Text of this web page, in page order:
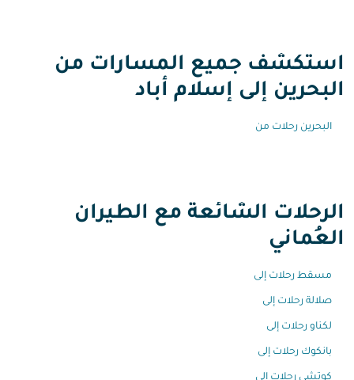
استكشف جميع المسارات من
البحرين إلى إسلام أباد
البحرين رحلات من
الرحلات الشائعة مع الطيران
العُماني
مسقط رحلات إلى
صلالة رحلات إلى
لكناو رحلات إلى
بانكوك رحلات إلى
كوتشي رحلات إلى